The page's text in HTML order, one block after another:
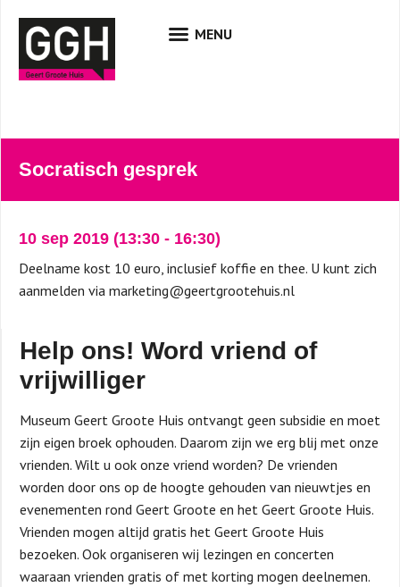
Socratisch gesprek
10 sep 2019 (13:30 - 16:30)
Deelname kost 10 euro, inclusief koffie en thee. U kunt zich
aanmelden via marketing@geertgrootehuis.nl
Help ons! Word vriend of
vrijwilliger
Museum Geert Groote Huis ontvangt geen subsidie en moet
zijn eigen broek ophouden. Daarom zijn we erg blij met onze
vrienden. Wilt u ook onze vriend worden? De vrienden
worden door ons op de hoogte gehouden van nieuwtjes en
evenementen rond Geert Groote en het Geert Groote Huis.
Vrienden mogen altijd gratis het Geert Groote Huis
bezoeken. Ook organiseren wij lezingen en concerten
waaraan vrienden gratis of met korting mogen deelnemen.